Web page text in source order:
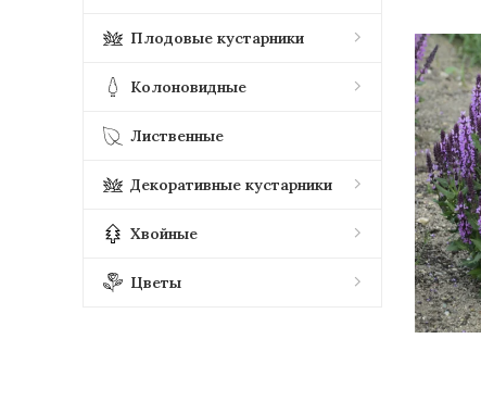
Плодовые кустарники
Колоновидные
Лиственные
Декоративные кустарники
Хвойные
Цветы